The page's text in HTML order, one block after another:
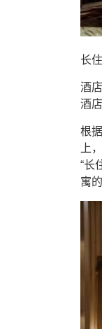
长
酒
酒
根
上
“长
寓